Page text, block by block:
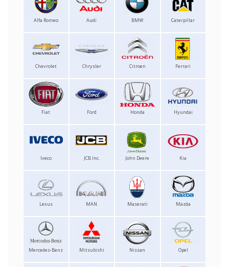
Alfa Romeo Audi BMW Caterpillar
Chevrolet Chrysler Citroen Ferrari
Fiat Ford Honda Hyundai
Iveco JCB Inc. John Deere Kia
Lexus MAN Maserati Mazda
Mercedes-Benz Mitsubishi Nissan Opel